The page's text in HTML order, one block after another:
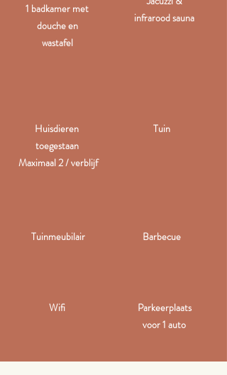
1 badkamer met
douche en
wastafel
Huisdieren
toegestaan
Maximaal 2 / verblijf
Tuinmeubilair
Wifi
infrarood sauna
Tuin
Barbecue
Parkeerplaats
voor 1 auto